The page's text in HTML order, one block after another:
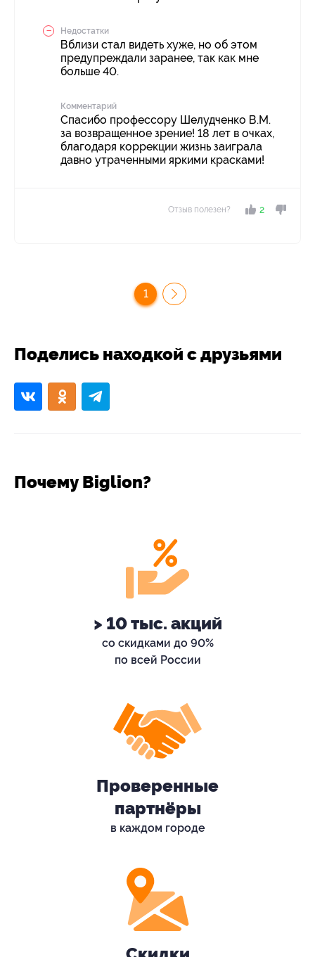
Недостатки
Вблизи стал видеть хуже, но об этом
предупреждали заранее, так как мне
больше 40.
Комментарий
Спасибо профессору Шелудченко В.М.
за возвращенное зрение! 18 лет в очках,
благодаря коррекции жизнь заиграла
давно утраченными яркими красками!
Отзыв полезен? 2
1
Поделись находкой с друзьями
Почему Biglion?
> 10 тыс. акций
со скидками до 90%
по всей России
Проверенные
партнёры
в каждом городе